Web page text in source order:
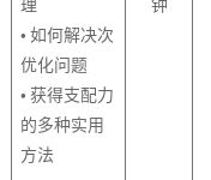
理
• 如何解决次
优化问题
• 获得支配力
的多种实用
方法
钟